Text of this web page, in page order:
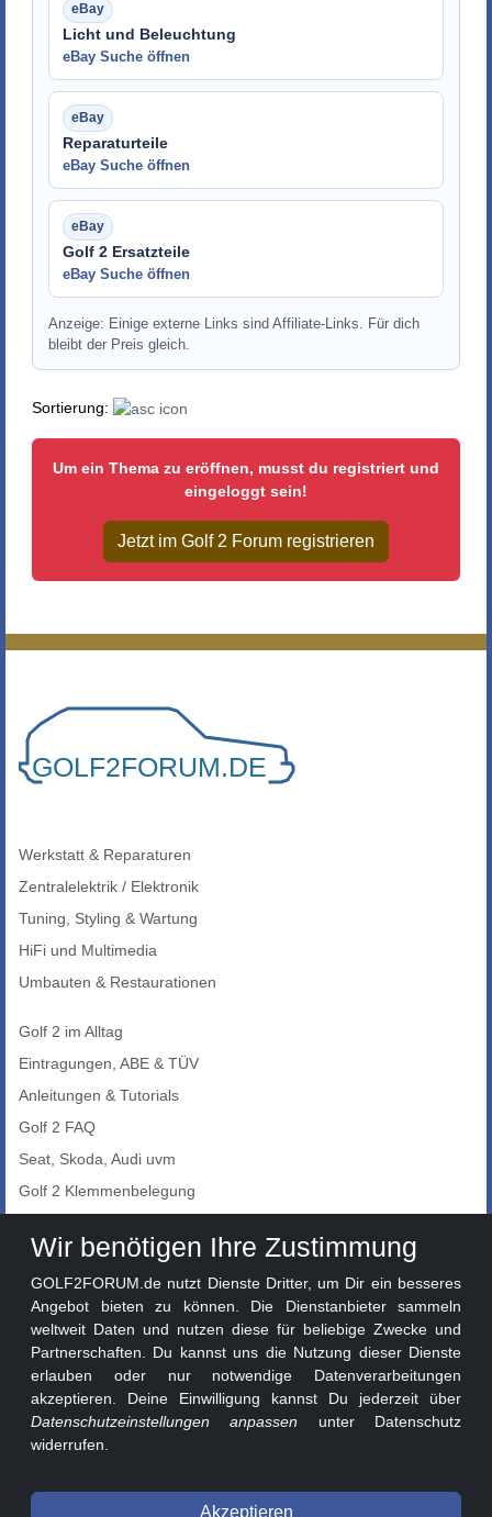
Licht und Beleuchtung
eBay Suche öffnen
Reparaturteile
eBay Suche öffnen
Golf 2 Ersatzteile
eBay Suche öffnen
Anzeige: Einige externe Links sind Affiliate-Links. Für dich
bleibt der Preis gleich.
Sortierung:
Um ein Thema zu eröffnen, musst du registriert und
eingeloggt sein!
Jetzt im Golf 2 Forum registrieren
Werkstatt & Reparaturen
Zentralelektrik / Elektronik
Tuning, Styling & Wartung
HiFi und Multimedia
Umbauten & Restaurationen
Golf 2 im Alltag
Eintragungen, ABE & TÜV
Anleitungen & Tutorials
Golf 2 FAQ
Seat, Skoda, Audi uvm
Golf 2 Klemmenbelegung
Auto-Showroom
Golf 2 Lackcodes
Sonderversionen
Sonstige Marken
Wir benötigen Ihre Zustimmung
GOLF2FORUM.de nutzt Dienste Dritter, um Dir ein besseres
Angebot bieten zu können. Die Dienstanbieter sammeln
weltweit Daten und nutzen diese für beliebige Zwecke und
Partnerschaften. Du kannst uns die Nutzung dieser Dienste
erlauben oder nur notwendige Datenverarbeitungen
akzeptieren. Deine Einwilligung kannst Du jederzeit über
Datenschutzeinstellungen anpassen unter Datenschutz
widerrufen.
Akzeptieren